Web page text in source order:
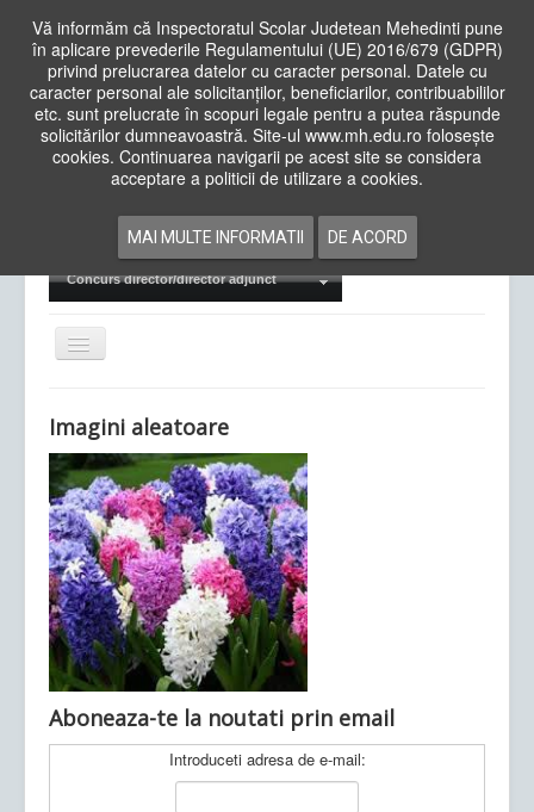
Vă informăm că Inspectoratul Scolar Judetean Mehedinti pune
în aplicare prevederile Regulamentului (UE) 2016/679 (GDPR)
privind prelucrarea datelor cu caracter personal. Datele cu
caracter personal ale solicitanților, beneficiarilor, contribuabililor
etc. sunt prelucrate în scopuri legale pentru a putea răspunde
solicitărilor dumneavoastră. Site-ul www.mh.edu.ro folosește
cookies. Continuarea navigarii pe acest site se considera
acceptare a politicii de utilizare a cookies.
MAI MULTE INFORMATII DE ACORD
Cauta
in
siteAcasa Cadre Didactice
Examene Naționale
Concurs director/director adjunct
Comută
navigarea
Ultimele articole: Vi, 04.11.2022 -
Județean Mehedinți
Imagini aleatoare
Aboneaza-te la noutati prin email
Introduceti adresa de e-mail: